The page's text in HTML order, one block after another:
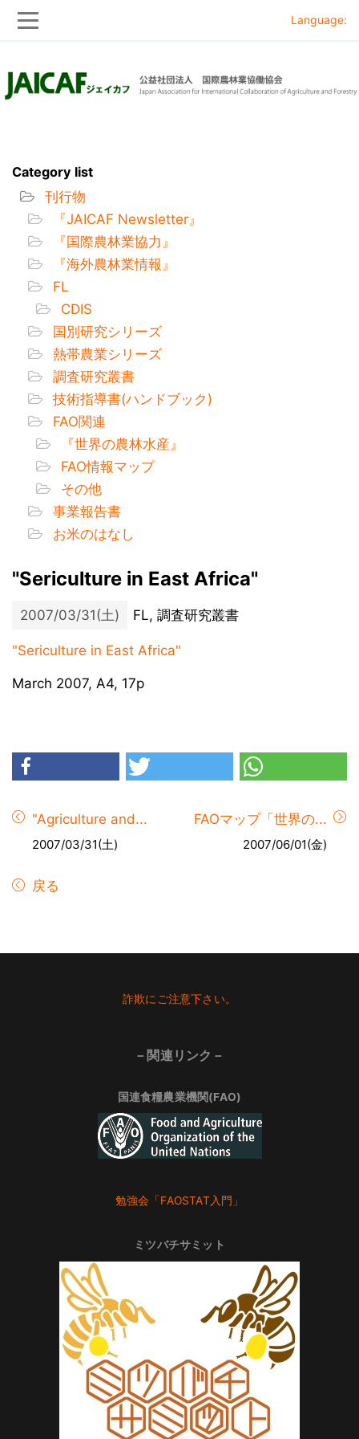
to
to
Language:
Category list
刊行物
『JAICAF Newsletter』
『国際農林業協力』
『海外農林業情報』
FL
CDIS
国別研究シリーズ
熱帯農業シリーズ
調査研究叢書
技術指導書(ハンドブック)
FAO関連
『世界の農林水産』
FAO情報マップ
その他
事業報告書
お米のはなし
"Sericulture in East Africa"
2007/03/31(土) FL, 調査研究叢書
"Sericulture in East Africa"
March 2007, A4, 17p
"Agriculture and...
2007/03/31(土)
FAOマップ「世界の...
2007/06/01(金)
戻る
詐欺にご注意下さい。
－関連リンク－
国連食糧農業機関(FAO)
勉強会「FAOSTAT入門」
ミツバチサミット